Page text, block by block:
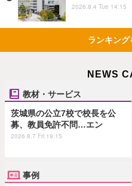
2026.8.4 Tue 14:15
ランキン
NEWS
教材・サービス
茨城県の公立7校で校長を公
募、教員免許不問…エン
2026.8.7 Fri 19:15
事例